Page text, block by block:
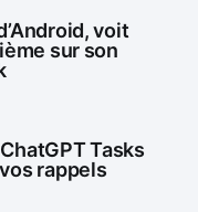
voit
sur son
Tasks
rappels